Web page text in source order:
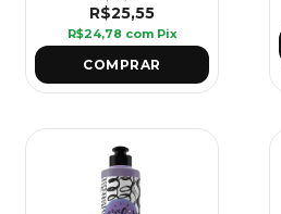
R$25,55
R$24,78 com Pix